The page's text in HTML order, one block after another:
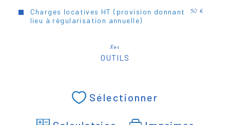
Charges locatives HT (provision donnant
lieu à régularisation annuelle)
50 €
Nos
OUTILS
Sélectionner